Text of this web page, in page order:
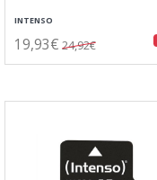
INTENSO
19,93€ 24,92€